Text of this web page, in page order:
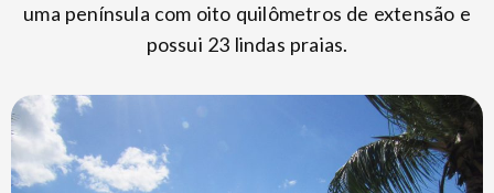
uma península com oito quilômetros de extensão e
possui 23 lindas praias.